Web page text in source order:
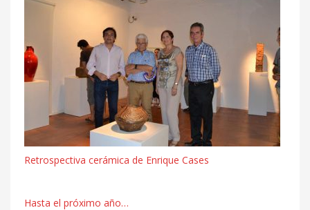
Retrospectiva cerámica de Enrique Cases
Hasta el próximo año…